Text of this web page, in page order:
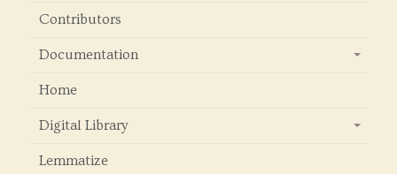
Contributors
Documentation
Home
Digital Library
Lemmatize